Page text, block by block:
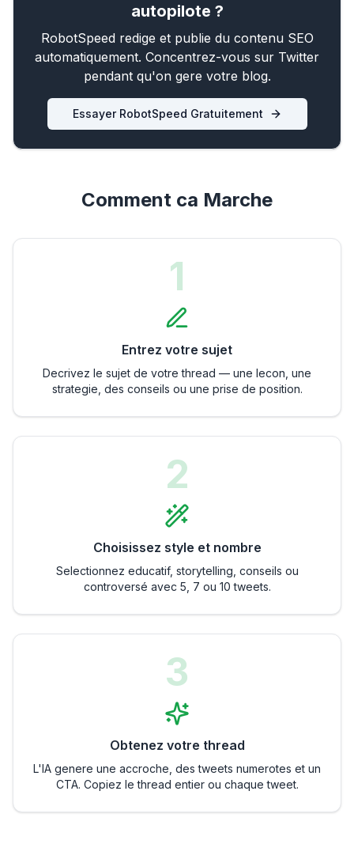
autopilote ?
RobotSpeed redige et publie du contenu SEO
automatiquement. Concentrez-vous sur Twitter
pendant qu'on gere votre blog.
Essayer RobotSpeed Gratuitement
Comment ca Marche
1
Entrez votre sujet
Decrivez le sujet de votre thread — une lecon, une
strategie, des conseils ou une prise de position.
2
Choisissez style et nombre
Selectionnez educatif, storytelling, conseils ou
controversé avec 5, 7 ou 10 tweets.
3
Obtenez votre thread
L'IA genere une accroche, des tweets numerotes et un
CTA. Copiez le thread entier ou chaque tweet.